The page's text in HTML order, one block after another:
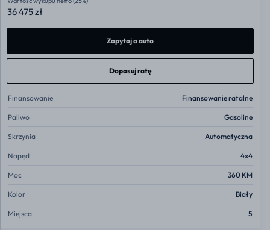
36 475 zł
Zapytaj o auto
Dopasuj ratę
Finansowanie Finansowanie ratalne
Paliwo Gasoline
Skrzynia Automatyczna
Napęd 4x4
Moc 360 KM
Kolor Biały
Miejsca 5